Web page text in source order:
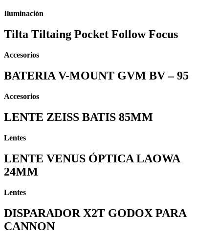
Iluminación
Tilta Tiltaing Pocket Follow Focus
Accesorios
BATERIA V-MOUNT GVM BV – 95
Accesorios
LENTE ZEISS BATIS 85MM
Lentes
LENTE VENUS ÓPTICA LAOWA
24MM
Lentes
DISPARADOR X2T GODOX PARA
CANNON